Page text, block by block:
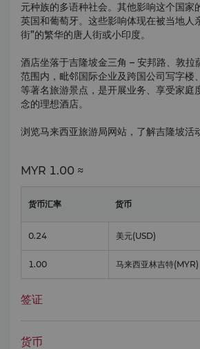
元种族的多语种社会。其他影响这个国家
英国和葡萄牙。这些影响体现在被当地人
街”的繁华的唐人街或小印度。
酒店坐落于吉隆坡金三角 – 安邦路、敦拉
范围内，毗邻国际企业及跨国公司写字楼
等著名旅游景点，是开展业务、享受家庭
念的理想酒店。
浏览马来西亚旅游局网站，了解吉隆坡活
MYR 1.00 ≈
货币汇率 货币
0.24 美元(USD)
1.00 马来西亚林吉特(MYR)
签证
货币